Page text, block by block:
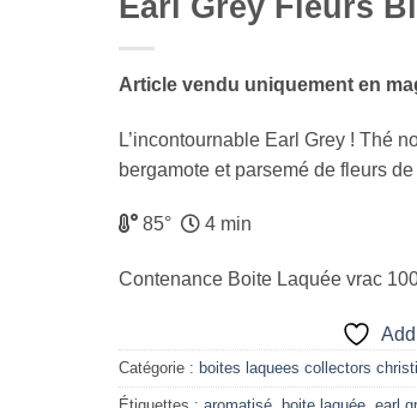
Article vendu uniquement en
L’incontournable Earl Grey ! Thé
bergamote et parsemé de fleurs
85° 4 min
Contenance Boite Laquée vrac
Catégorie : boites laquees collectors